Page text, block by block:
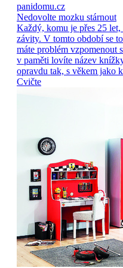
panidomu.cz
Nedovolte mozku stárnout
Každý, komu je přes 25
závity. V tomto období se
máte problém vzpomenout
v paměti lovíte název
opravdu tak, s věkem jako
Cvičte